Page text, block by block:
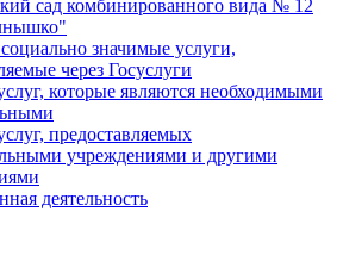
сад комбинированного вида № 12
значимые услуги,
через Госуслуги
которые являются необходимыми
предоставляемых
учреждениями и другими
деятельность